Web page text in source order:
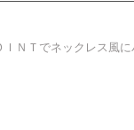
ＮＴでネックレス風